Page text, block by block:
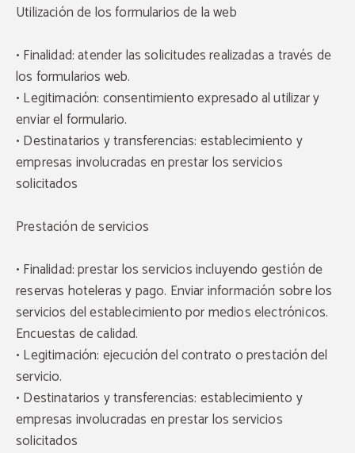
Utilización de los formularios de la web
• Finalidad: atender las solicitudes realizadas a través de
los formularios web.
• Legitimación: consentimiento expresado al utilizar y
enviar el formulario.
• Destinatarios y transferencias: establecimiento y
empresas involucradas en prestar los servicios
solicitados
Prestación de servicios
• Finalidad: prestar los servicios incluyendo gestión de
reservas hoteleras y pago. Enviar información sobre los
servicios del establecimiento por medios electrónicos.
Encuestas de calidad.
• Legitimación: ejecución del contrato o prestación del
servicio.
• Destinatarios y transferencias: establecimiento y
empresas involucradas en prestar los servicios
solicitados